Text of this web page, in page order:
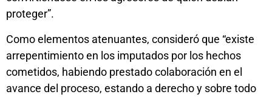
proteger”.
Como elementos atenuantes, consideró que “existe
arrepentimiento en los imputados por los hechos
cometidos, habiendo prestado colaboración en el
avance del proceso, estando a derecho y sobre todo